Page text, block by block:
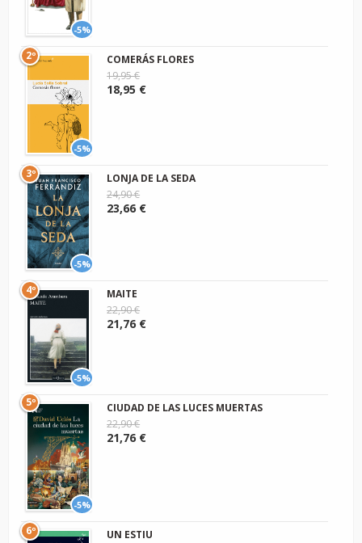
-5%
-5%
2º
COMERÁS FLORES
19,95 €
18,95 €
-5%
3º
LONJA DE LA SEDA
24,90 €
23,66 €
-5%
4º
MAITE
22,90 €
21,76 €
-5%
5º
CIUDAD DE LAS LUCES MUERTAS
22,90 €
21,76 €
6º
UN ESTIU